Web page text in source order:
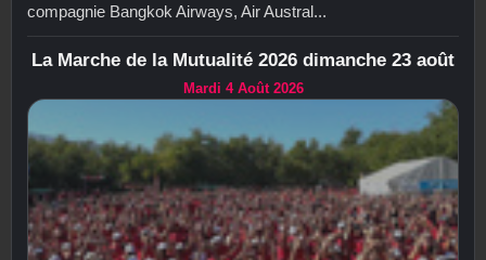
compagnie Bangkok Airways, Air Austral...
La Marche de la Mutualité 2026 dimanche 23 août
Mardi 4 Août 2026